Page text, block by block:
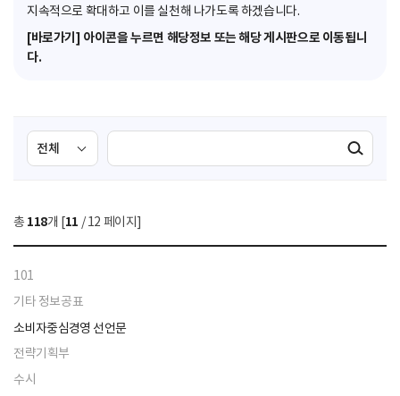
지속적으로 확대하고 이를 실천해 나가도록 하겠습니다.
[바로가기] 아이콘을 누르면 해당정보 또는 해당 게시판으로 이동됩니
다.
검
색
선
택
색
검색실행
총 118개 [11 / 12 페이지]
101
기타 정보공표
소비자중심경영 선언문
전략기획부
수시